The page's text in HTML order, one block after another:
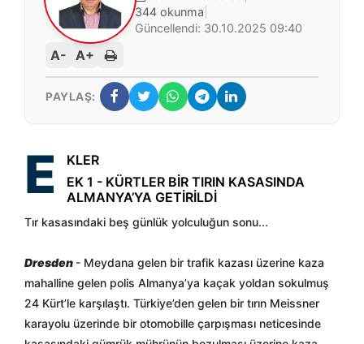
344 okunma
Güncellendi: 30.10.2025 09:40
A- A+
PAYLAŞ:
E
KLER
EK 1 - KÜRTLER BİR TIRIN KASASINDA
ALMANYA’YA GETİRİLDİ
Tır kasasındaki beş günlük yolculuğun sonu...
Dresden - Meydana gelen bir trafik kazası üzerine kaza
mahalline gelen polis Almanya’ya kaçak yoldan sokulmuş
24 Kürt’le karşılaştı. Türkiye’den gelen bir tırın Meissner
karayolu üzerinde bir otomobille çarpışması neticesinde